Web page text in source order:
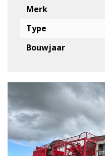
Merk
Type
Bouwjaar